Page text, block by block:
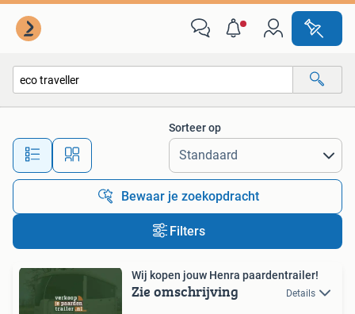
Alle afstanden…
Sorteer op
Bewaar je zoekopdracht
Filters
Wij kopen jouw Henra paardentrailer!
Zie omschrijving Details